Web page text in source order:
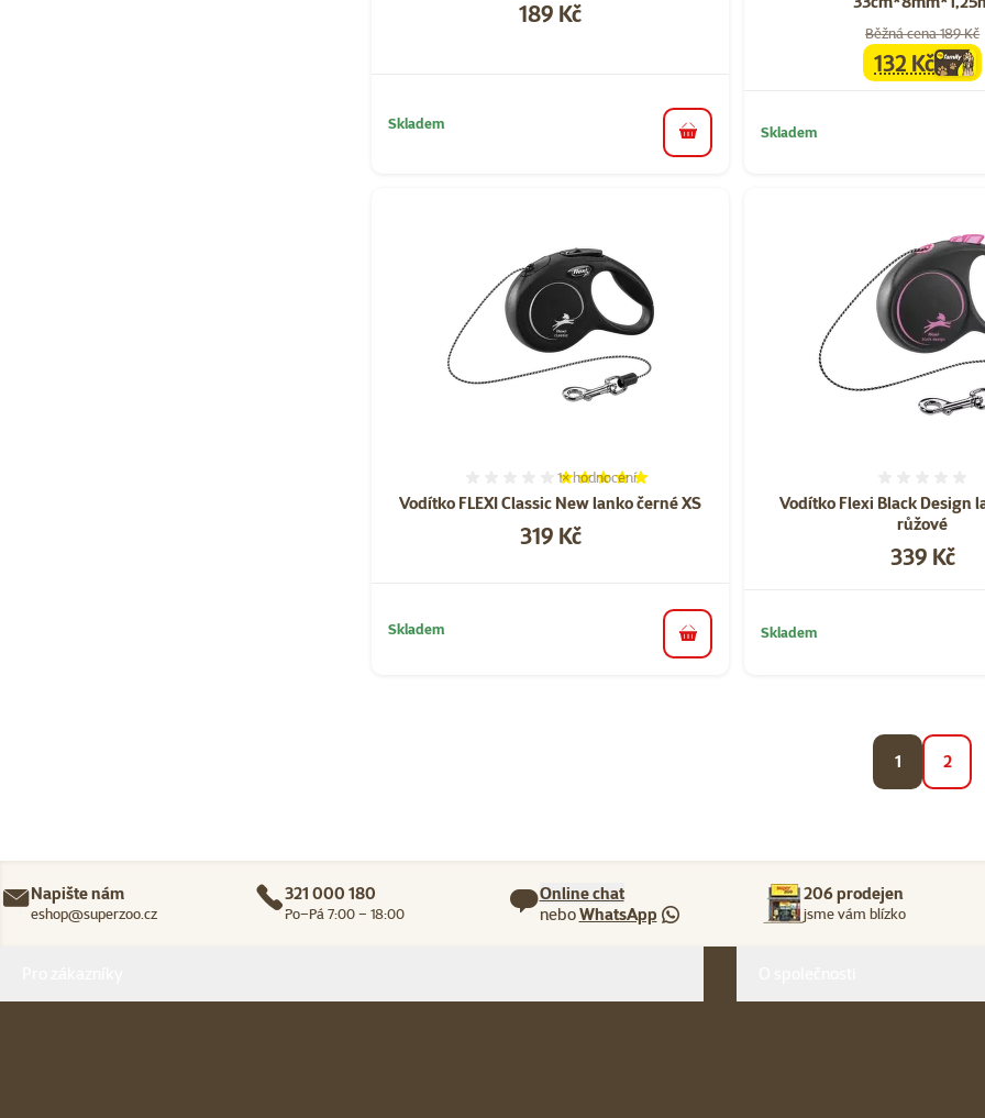
Cena
189 Kč
Skladem
do košíku
Běžná cena 189 Kč
familycena
132 Kč
Skladem
Vodítko FLEXI Classic New lanko černé XS
Hodnocení 100%, počet hodnocení: 1
1×hodnocení
Cena
319 Kč
Skladem
do košíku
Vodítko Flexi Black Design
růžové
Cena
339 Kč
Skladem
1 2
Napište nám
eshop@superzoo.cz
321 000 180
Po–Pá 7:00 – 18:00
Online chat
neboWhatsApp
206 prodejen
jsme vám blízko